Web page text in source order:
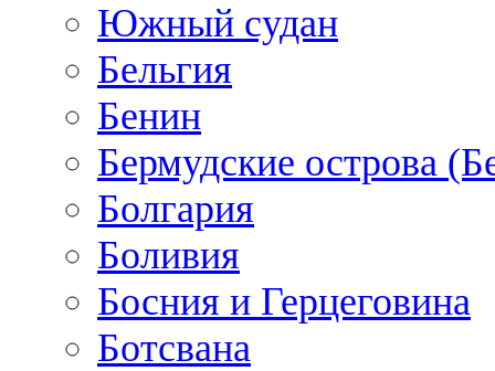
Южный судан
Бельгия
Бенин
Бермудские острова
Болгария
Боливия
Босния и Герцеговина
Ботсвана